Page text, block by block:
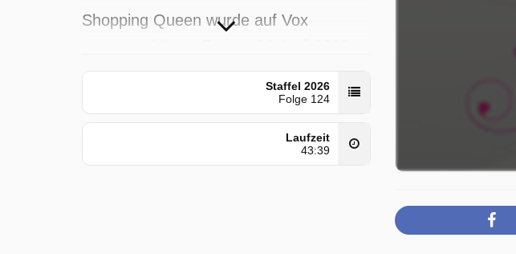
Shopping Queen wurde auf Vox
15:00 Uhr.
Staffel 2026
Folge 124
Laufzeit
43:39